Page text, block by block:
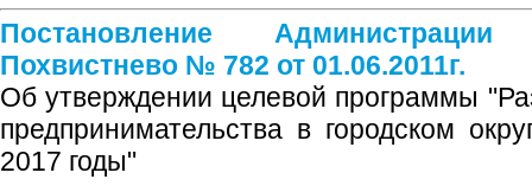
Постановление
Похвистнево № 782 от 01.06.2011г.
Об утверждении целевой программы
предпринимательства в городском
2017 годы"